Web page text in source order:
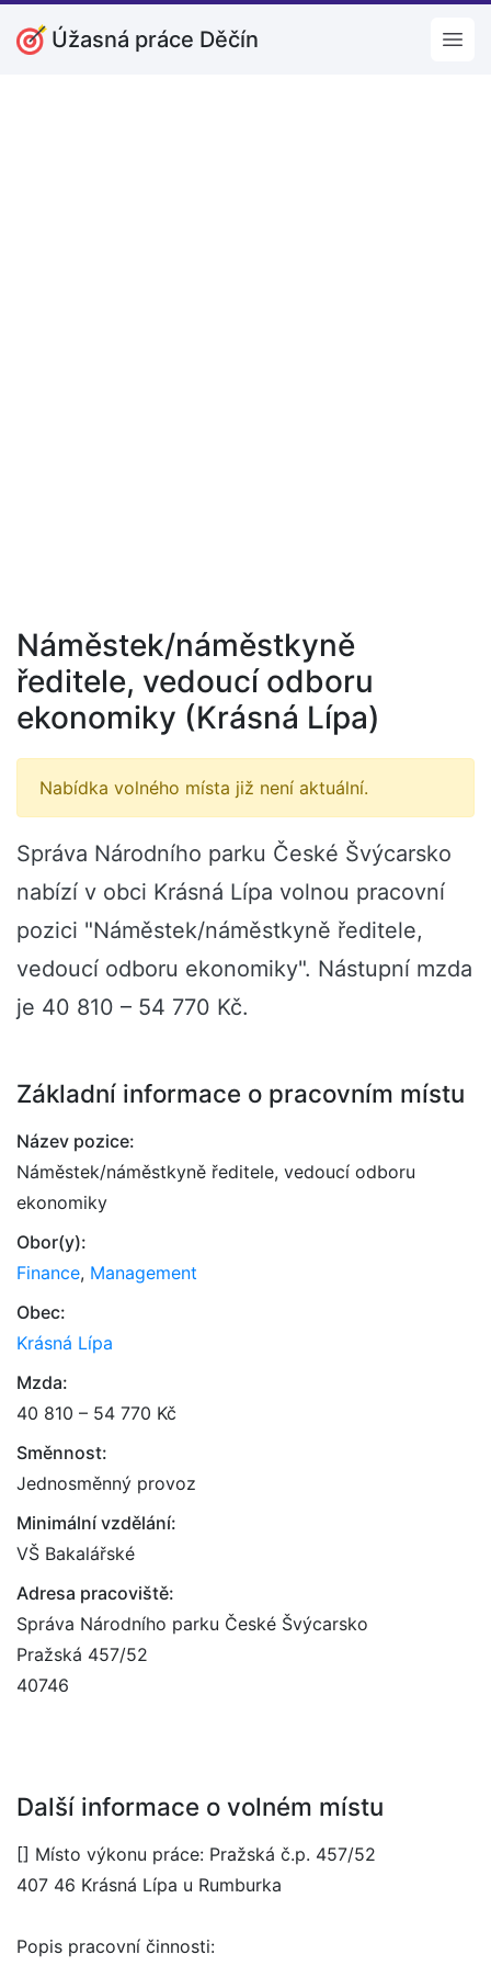
Úžasná práce Děčín
Náměstek/náměstkyně
ředitele, vedoucí odboru
ekonomiky (Krásná Lípa)
Nabídka volného místa již není aktuální.
Správa Národního parku České Švýcarsko
nabízí v obci Krásná Lípa volnou pracovní
pozici "Náměstek/náměstkyně ředitele,
vedoucí odboru ekonomiky". Nástupní mzda
je 40 810 – 54 770 Kč.
Základní informace o pracovním místu
Název pozice:
Náměstek/náměstkyně ředitele, vedoucí odboru
ekonomiky
Obor(y):
Finance, Management
Obec:
Krásná Lípa
Mzda:
40 810 – 54 770 Kč
Směnnost:
Jednosměnný provoz
Minimální vzdělání:
VŠ Bakalářské
Adresa pracoviště:
Správa Národního parku České Švýcarsko
Pražská 457/52
40746
Další informace o volném místu
[] Místo výkonu práce: Pražská č.p. 457/52
407 46 Krásná Lípa u Rumburka
Popis pracovní činnosti: